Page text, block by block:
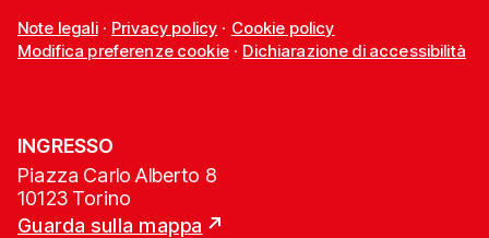
Note legali· Privacy policy · Cookie policy
Modifica preferenze cookie· Dichiarazione di accessibilità
INGRESSO
Piazza Carlo Alberto 8
10123 Torino
Guarda sulla mappa